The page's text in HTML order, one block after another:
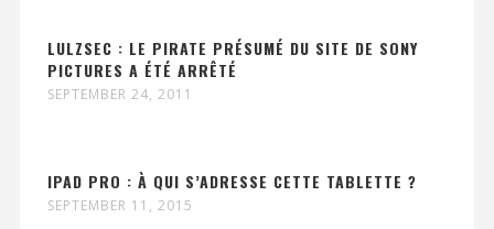
LULZSEC : LE PIRATE PRÉSUMÉ DU SITE DE SONY
PICTURES A ÉTÉ ARRÊTÉ
SEPTEMBER 24, 2011
IPAD PRO : À QUI S’ADRESSE CETTE TABLETTE ?
SEPTEMBER 11, 2015